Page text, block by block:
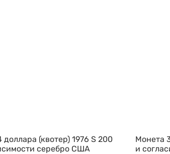
(квотер) 1976 S 200
серебро США
Монета
и